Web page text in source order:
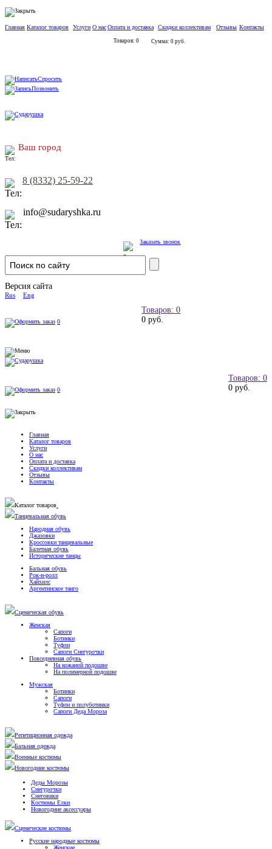
Главная Каталог товаров Услуги О насОплата и доставка Скидки коллективам Отзывы Контакты
Товаров: 0 Сумма: 0 руб.
Спросить
Позвонить
Ваш город
8 (8332) 25-59-22
info@sudaryshka.ru
Заказать звонок
Версия сайта
Rus Eng
Товаров: 0
0 руб.
0
Товаров: 0
0 руб.
0
Главная
Каталог товаров
Услуги
О нас
Оплата и доставка
Скидки коллективам
Отзывы
Контакты
Каталог товаров
Танцевальная обувь
Народная обувь
Джазовки
Кроссовки танцевальные
Балетная обувь
Исторические танцы
Бальная обувь
Рок-н-ролл
Хайхилс
Аргентинское танго
Сценическая обувь
Женская
Сапоги
Ботинки
Туфли
Сапоги Снегурочки
Повседневная обувь
На кожаной подошве
На полимерной подошве
Мужская
Ботинки
Сапоги
Туфли и полуботинки
Сапоги Деда Мороза
Репетиционная одежда
Бальная одежда
Военные костюмы
Новогодние костюмы
Деды Морозы
Снегурочки
Снеговики
Костюмы Елки
Новогодние аксессуары
Сценические костюмы
Русские народные костюмы
Женские